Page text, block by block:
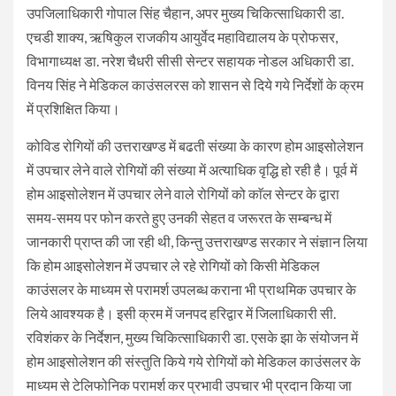
उपजिलाधिकारी गोपाल सिंह चैहान, अपर मुख्य चिकित्साधिकारी डा.
एचडी शाक्य, ऋषिकुल राजकीय आयुर्वेद महाविद्यालय के प्रोफसर,
विभागाध्यक्ष डा. नरेश चैधरी सीसी सेन्टर सहायक नोडल अधिकारी डा.
विनय सिंह ने मेडिकल काउंसलरस को शासन से दिये गये निर्देशों के क्रम
में प्रशिक्षित किया।
कोविड रोगियों की उत्तराखण्ड में बढती संख्या के कारण होम आइसोलेशन
में उपचार लेने वाले रोगियों की संख्या में अत्याधिक वृद्धि हो रही है। पूर्व में
होम आइसोलेशन में उपचार लेने वाले रोगियों को काॅल सेन्टर के द्वारा
समय-समय पर फोन करते हुए उनकी सेहत व जरूरत के सम्बन्ध में
जानकारी प्राप्त की जा रही थी, किन्तु उत्तराखण्ड सरकार ने संज्ञान लिया
कि होम आइसोलेशन में उपचार ले रहे रोगियों को किसी मेडिकल
काउंसलर के माध्यम से परामर्श उपलब्ध कराना भी प्राथमिक उपचार के
लिये आवश्यक है। इसी क्रम में जनपद हरिद्वार में जिलाधिकारी सी.
रविशंकर के निर्देशन, मुख्य चिकित्साधिकारी डा. एसके झा के संयोजन में
होम आइसोलेशन की संस्तुति किये गये रोगियों को मेडिकल काउंसलर के
माध्यम से टेलिफोनिक परामर्श कर प्रभावी उपचार भी प्रदान किया जा